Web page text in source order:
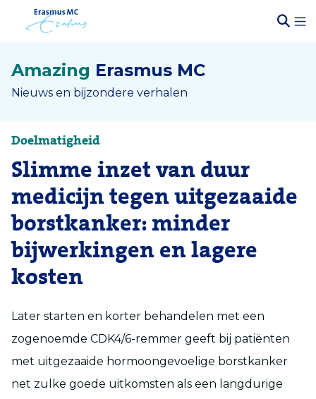
Amazing Erasmus MC
Nieuws en bijzondere verhalen
Doelmatigheid
Slimme inzet van duur
medicijn tegen uitgezaaide
borstkanker: minder
bijwerkingen en lagere
kosten
Later starten en korter behandelen met een
zogenoemde CDK4/6-remmer geeft bij patiënten
met uitgezaaide hormoongevoelige borstkanker
net zulke goede uitkomsten als een langdurige